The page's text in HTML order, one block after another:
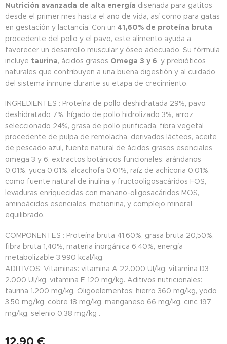
Nutrición avanzada de alta energía diseñada para gatitos
desde el primer mes hasta el año de vida, así como para gatas
en gestación y lactancia. Con un 41,60% de proteína bruta
procedente del pollo y el pavo, este alimento ayuda a
favorecer un desarrollo muscular y óseo adecuado. Su fórmula
incluye taurina, ácidos grasos Omega 3 y 6, y prebióticos
naturales que contribuyen a una buena digestión y al cuidado
del sistema inmune durante su etapa de crecimiento.
INGREDIENTES : Proteína de pollo deshidratada 29%, pavo
deshidratado 7%, hígado de pollo hidrolizado 3%, arroz
seleccionado 24%, grasa de pollo purificada, fibra vegetal
procedente de pulpa de remolacha, derivados lácteos, aceite
de pescado azul, fuente natural de ácidos grasos esenciales
omega 3 y 6, extractos botánicos funcionales: arándanos
0,01%, yuca 0,01%, alcachofa 0,01%, raíz de achicoria 0,01%,
como fuente natural de inulina y fructooligosacáridos FOS,
levaduras enriquecidas con manano-oligosacáridos MOS,
aminoácidos esenciales, metionina, y complejo mineral
equilibrado.
COMPONENTES : Proteína bruta 41,60%, grasa bruta 20,50%,
fibra bruta 1,40%, materia inorgánica 6,40%, energía
metabolizable 3.990 kcal/kg.
ADITIVOS: Vitaminas: vitamina A 22.000 UI/kg, vitamina D3
2.000 UI/kg, vitamina E 120 mg/kg. Aditivos nutricionales:
taurina 1.200 mg/kg. Oligoelementos: hierro 360 mg/kg, yodo
3,50 mg/kg, cobre 18 mg/kg, manganeso 66 mg/kg, cinc 197
mg/kg, selenio 0,38 mg/kg .